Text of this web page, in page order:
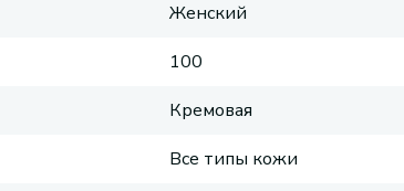
Женский
100
Кремовая
Все типы кожи